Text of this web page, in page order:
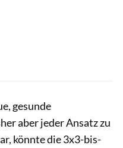
gesunde
aber jeder Ansatz zu
könnte die 3x3-bis-